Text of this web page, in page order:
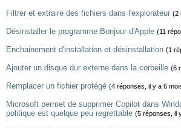
Filtrer et extraire des fichiers dans l'explorateur (2
Désinstaller le programme Bonjour d'Apple (11
Enchainement d'installation et désinstallation (1
Ajouter un disque dur externe dans la corbeille (6
Remplacer un fichier protégé (4 réponses, il y a 6
Microsoft permet de supprimer Copilot dans
politique est quelque peu regrettable (5 réponses, il